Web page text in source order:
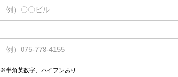
※半角英数字、ハイフンあり